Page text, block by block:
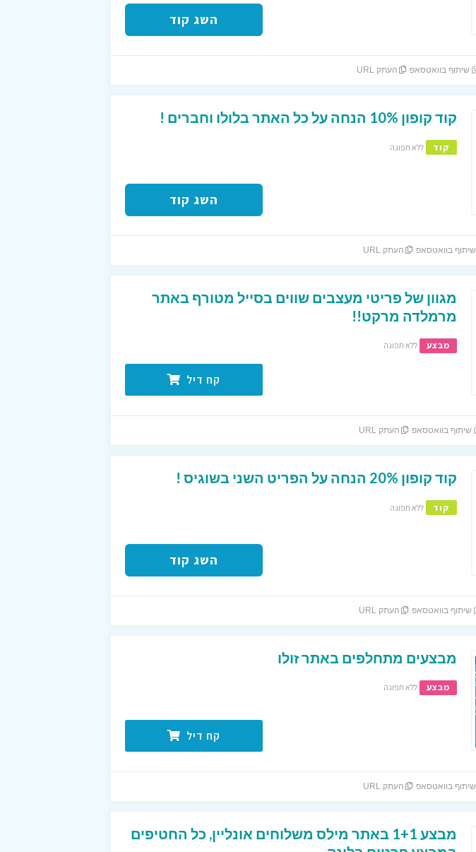
השג קוד
שיתוף בוואטסאפ העתק URL
קוד קופון 10% הנחה על כל האתר בלולו וחברים !
קוד ללא תפוגה
השג קוד
שיתוף בוואטסאפ העתק URL
מגוון של פריטי מעצבים שווים בסייל מטורף באתר
מרמלדה מרקט!!
מבצע ללא תפוגה
קח דיל
שיתוף בוואטסאפ העתק URL
קוד קופון 20% הנחה על הפריט השני בשוגיס !
קוד ללא תפוגה
השג קוד
שיתוף בוואטסאפ העתק URL
מבצעים מתחלפים באתר זולו
מבצע ללא תפוגה
קח דיל
שיתוף בוואטסאפ העתק URL
מבצע 1+1 באתר מילס משלוחים אונליין, כל החטיפים